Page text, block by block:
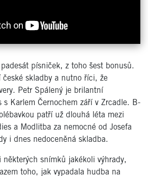
písniček, z toho šest bonusů.
české skladby a nutno říci, že
Petr Spálený je brilantní
s Karlem Černochem září v Zrcadle. B-
patří už dlouhá léta mezi
a Modlitba za nemocné od Josefa
i dnes nedoceněná skladba.
snímků jakékoli výhrady,
toho, jak vypadala hudba na